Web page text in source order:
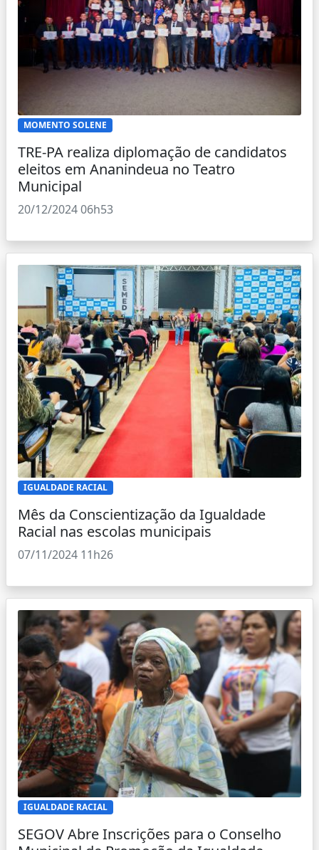
MOMENTO SOLENE
TRE-PA realiza diplomação de candidatos
eleitos em Ananindeua no Teatro
Municipal
20/12/2024 06h53
IGUALDADE RACIAL
Mês da Conscientização da Igualdade
Racial nas escolas municipais
07/11/2024 11h26
IGUALDADE RACIAL
SEGOV Abre Inscrições para o Conselho